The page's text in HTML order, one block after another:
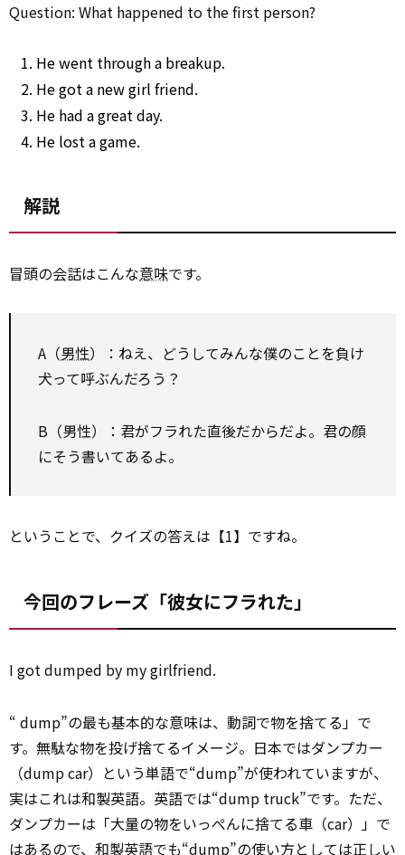
Question: What happened to the first person?
He went througha breakup.
He got a new girl friend.
He had a great day.
He lost a game.
解説
冒頭の会話はこんな意味です。
A（男性）：ねえ、どうしてみんな僕のことを負け
犬って呼ぶんだろう？
B（男性）：君がフラれた直後だからだよ。君の顔
にそう書いてあるよ。
ということで、クイズの答えは【1】ですね。
今回のフレーズ「彼女にフラれた」
I got dumped by my girlfriend.
“ dump”の最も基本的な意味は、動詞で物を捨てる」で
す。無駄な物を投げ捨てるイメージ。日本ではダンプカー
（dump car）という単語で“dump”が使われていますが、
実はこれは和製英語。英語では“dump truck”です。ただ、
ダンプカーは「大量の物をいっぺんに捨てる車（car）」で
はあるので、和製英語でも“dump”の使い方としては正しい